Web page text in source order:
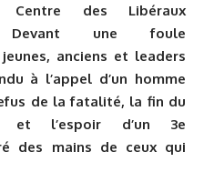
Centre des Libéraux
une foule
anciens et leaders
à l’appel d’un homme
de la fatalité, la fin du
et l’espoir d’un 3e
des mains de ceux qui